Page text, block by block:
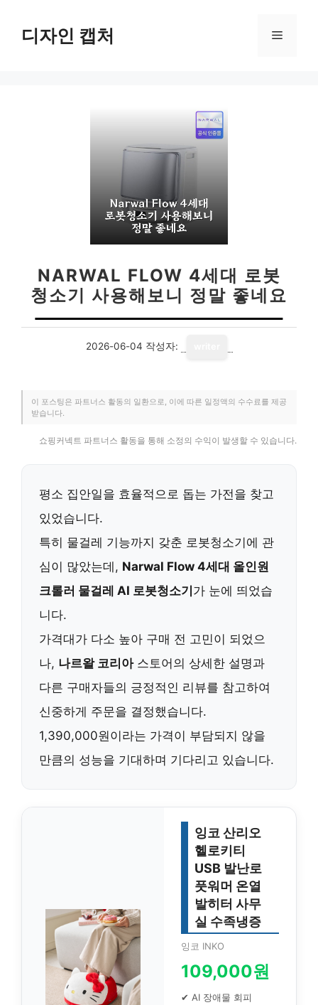
디자인 캡처 메
NARWAL FLOW 4세대 로봇
청소기 사용해보니 정말 좋네요
2026-06-04 작성자:
이 포스팅은 파트너스 활동의 일환으로, 이에 따른 일정액의 수수료를 제공
받습니다.
쇼핑커넥트 파트너스 활동을 통해 소정의 수익이 발생할 수 있습니다.
평소 집안일을 효율적으로 돕는 가전을 찾고
있었습니다.
특히 물걸레 기능까지 갖춘 로봇청소기에 관
심이 많았는데, Narwal Flow 4세대 올인원
크롤러 물걸레 AI 로봇청소기 가 눈에 띄었습
니다.
가격대가 다소 높아 구매 전 고민이 되었으
나, 나르왈 코리아스토어의 상세한 설명과
다른 구매자들의 긍정적인 리뷰를 참고하여
신중하게 주문을 결정했습니다.
1,390,000원이라는 가격이 부담되지 않을
만큼의 성능을 기대하며 기다리고 있습니다.
잉코 산리오
헬로키티
USB 발난로
풋워머 온열
발히터 사무
실 수족냉증
잉코 INKO
109,000원
✔ AI 장애물 회피